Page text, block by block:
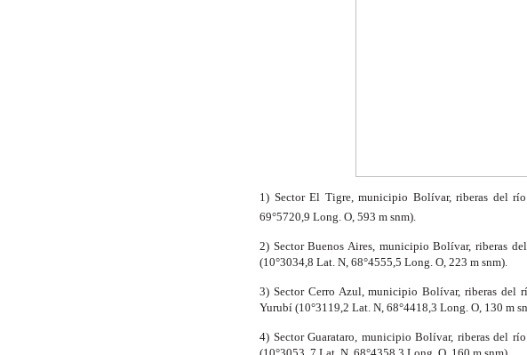
1) Sector El Tigre, municipio Bolívar, riberas del río
69°5720 ,9  Long. O, 593 m snm).
2) Sector Buenos Aires, municipio Bolívar, riberas
(10°3034,8 Lat. N, 68°4555,5 Long. O, 223 m snm).
3) Sector Cerro Azul, municipio Bolívar, riberas del
Yurubí (10°3119,2 Lat. N, 68°4418,3  Long. O, 130 m
4) Sector Guarataro, municipio Bolívar, riberas del